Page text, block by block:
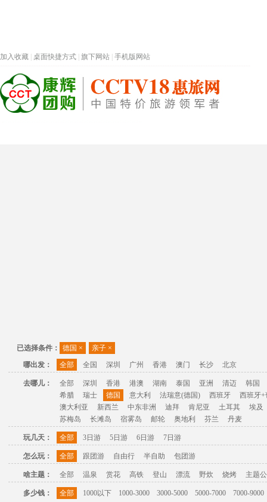
加入收藏 桌面快捷方式 旗下网站 手机版网站
已选择条件： 德国 × 亲子 ×
哪出发：
全部 全国 深圳 广州 香港 澳门 长沙 北京
去哪儿： 全部 深圳 香港 港澳 湖南 泰国 亚洲 清迈
韩国
希腊
瑞士 德国 意大利 法瑞意(德国) 西班牙
西班牙+
澳大利亚
新西兰 中东非洲 迪拜 肯尼亚 土耳其
埃及
苏梅岛
长滩岛 宿雾岛 邮轮 奥地利 芬兰 丹麦
玩几天： 全部 3日游 5日游 6日游 7日游
怎么玩： 全部 跟团游 自由行 半自助 包团游
啥主题： 全部 温泉 赏花 高铁 登山 漂流 野炊 烧烤 主题
多少钱： 全部 1000以下 1000-3000 3000-5000 5000-7000
7000-9000